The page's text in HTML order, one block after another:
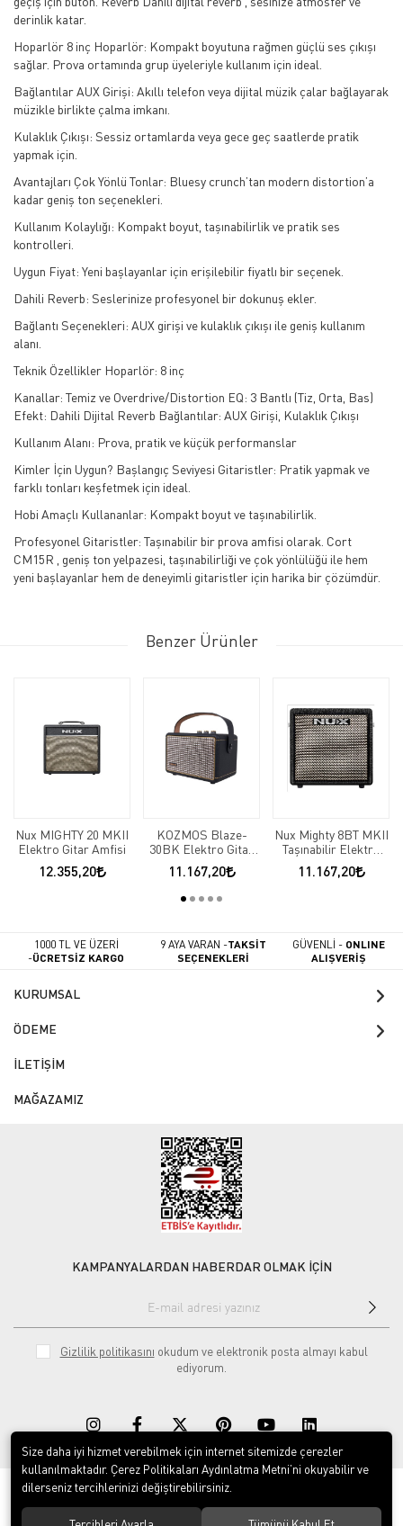
derinlik katar.
Hoparlör 8 inç Hoparlör: Kompakt boyutuna rağmen güçlü ses çıkışı
sağlar. Prova ortamında grup üyeleriyle kullanım için ideal.
Bağlantılar AUX Girişi: Akıllı telefon veya dijital müzik çalar bağlayarak
müzikle birlikte çalma imkanı.
Kulaklık Çıkışı: Sessiz ortamlarda veya gece geç saatlerde pratik
yapmak için.
Avantajları Çok Yönlü Tonlar: Bluesy crunch’tan modern distortion’a
kadar geniş ton seçenekleri.
Kullanım Kolaylığı: Kompakt boyut, taşınabilirlik ve pratik ses
kontrolleri.
Uygun Fiyat: Yeni başlayanlar için erişilebilir fiyatlı bir seçenek.
Dahili Reverb: Seslerinize profesyonel bir dokunuş ekler.
Bağlantı Seçenekleri: AUX girişi ve kulaklık çıkışı ile geniş kullanım
alanı.
Teknik Özellikler Hoparlör: 8 inç
Kanallar: Temiz ve Overdrive/Distortion EQ: 3 Bantlı (Tiz, Orta, Bas)
Efekt: Dahili Dijital Reverb Bağlantılar: AUX Girişi, Kulaklık Çıkışı
Kullanım Alanı: Prova, pratik ve küçük performanslar
Kimler İçin Uygun? Başlangıç Seviyesi Gitaristler: Pratik yapmak ve
farklı tonları keşfetmek için ideal.
Hobi Amaçlı Kullananlar: Kompakt boyut ve taşınabilirlik.
Profesyonel Gitaristler: Taşınabilir bir prova amfisi olarak. Cort
CM15R , geniş ton yelpazesi, taşınabilirliği ve çok yönlülüğü ile hem
yeni başlayanlar hem de deneyimli gitaristler için harika bir çözümdür.
Benzer Ürünler
Nux MIGHTY 20 MKII
Elektro Gitar Amfisi
12.355,20
KOZMOS Blaze-
30BK Elektro Gitar
Amfisi(Bluetooth)
11.167,20
Nux Mighty 8BT MKII
Taşınabilir Elektro
Gitar Amfi
11.167,20
1000 TL VE ÜZERİ
-ÜCRETSİZ KARGO
9 AYA VARAN -TAKSİT
SEÇENEKLERİ
GÜVENLİ - ONLINE
ALIŞVERİŞ
KURUMSAL
ÖDEME
İLETİŞİM
MAĞAZAMIZ
KAMPANYALARDAN HABERDAR OLMAK İÇİN
Gizlilik politikasını okudum ve elektronik posta almayı kabul
ediyorum.
© 2020Rekor Müzik. Tüm hakları saklıdır.
Size daha iyi hizmet verebilmek için internet sitemizde çerezler
kullanılmaktadır. Çerez Politikaları Aydınlatma Metni’ni okuyabilir ve
dilerseniz tercihlerinizi değiştirebilirsiniz.